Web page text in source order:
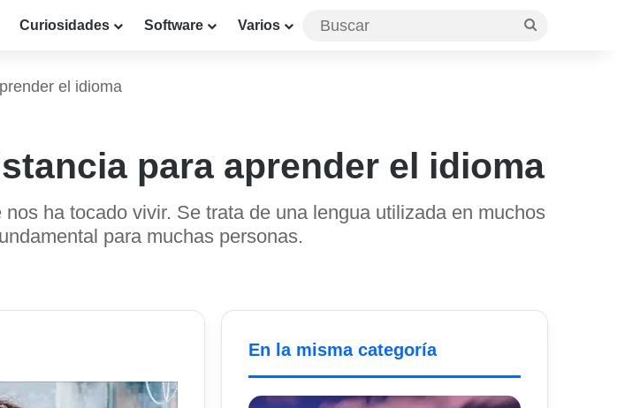
Curiosidades Software Varios
el idioma
para aprender el idioma
ha tocado vivir. Se trata de una lengua utilizada en muchos
para muchas personas.
En la misma categoría